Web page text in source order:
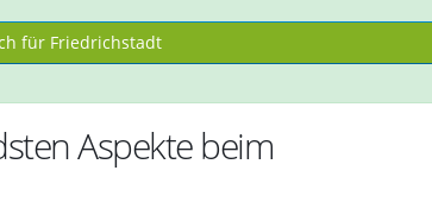
für Friedrichstadt
Aspekte beim